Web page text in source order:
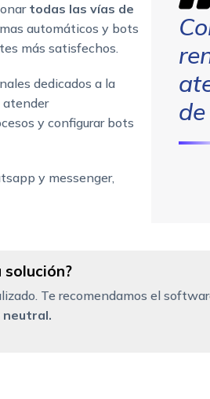
todas las vías de
automáticos y bots
más satisfechos.
dedicados a la
atender
y configurar bots
y messenger,
Te recomendamos el
neutral.